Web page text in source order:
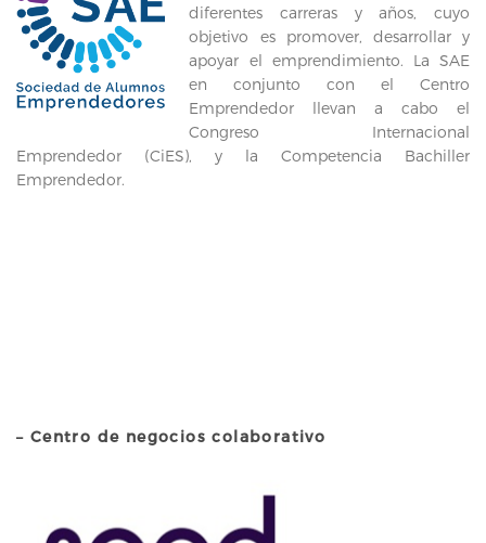
diferentes carreras y años, cuyo
objetivo es promover, desarrollar y
apoyar el emprendimiento. La SAE
en conjunto con el Centro
Emprendedor llevan a cabo el
Congreso Internacional
Emprendedor (CiES), y la Competencia Bachiller
Emprendedor.
– Centro de negocios colaborativo